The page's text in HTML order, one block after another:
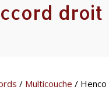
/ Multicouche / Henco